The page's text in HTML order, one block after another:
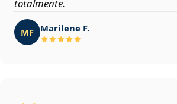
totalmente.
MF Marilene F.